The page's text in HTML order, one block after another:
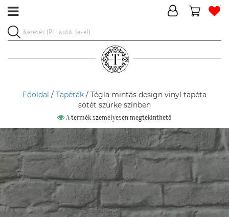
Főoldal / Tapéták / Tégla mintás design vinyl tapéta
sötét szürke színben
A termék személyesen megtekinthető